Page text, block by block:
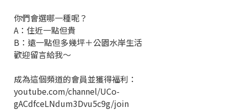
你們會選哪一種呢？
A：住近一點但貴
B：遠一點但多幾坪＋公園水岸生活
歡迎留言給我～
成為這個頻道的會員並獲得福利：
youtube.com/channel/UCo-
gACdfceLNdum3Dvu5c9g/join